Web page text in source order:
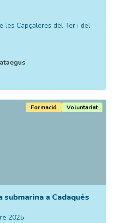
les Capçaleres del Ter i del
a Cadaqués
2025
Formació Voluntariat